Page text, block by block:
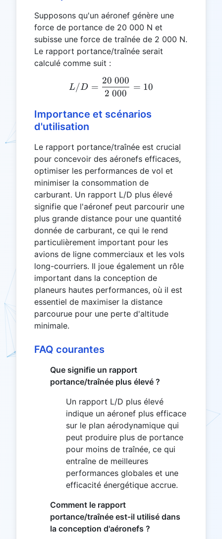
Supposons qu'un aéronef génère une
force de portance de 20 000 N et
subisse une force de traînée de 2 000 N.
Le rapport portance/traînée serait
calculé comme suit :
L/D = \frac{20 000}{2
L/D =
2 000
20 000
= 10
Importance et scénarios
d'utilisation
Le rapport portance/traînée est crucial
pour concevoir des aéronefs efficaces,
optimiser les performances de vol et
minimiser la consommation de
carburant. Un rapport L/D plus élevé
signifie que l'aéronef peut parcourir une
plus grande distance pour une quantité
donnée de carburant, ce qui le rend
particulièrement important pour les
avions de ligne commerciaux et les vols
long-courriers. Il joue également un rôle
important dans la conception de
planeurs hautes performances, où il est
essentiel de maximiser la distance
parcourue pour une perte d'altitude
minimale.
FAQ courantes
Que signifie un rapport
portance/traînée plus élevé ?
Un rapport L/D plus élevé
indique un aéronef plus efficace
sur le plan aérodynamique qui
peut produire plus de portance
pour moins de traînée, ce qui
entraîne de meilleures
performances globales et une
efficacité énergétique accrue.
Comment le rapport
portance/traînée est-il utilisé dans
la conception d'aéronefs ?